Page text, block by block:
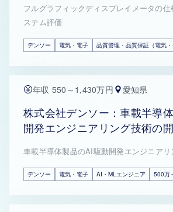
フルグラフィックディスプレイメータの
ステム評価
デンソー 電気・電子 品質管理・品質保証（電気・
年収 550～1,430万円 愛知県
株式会社デンソー：車載半導
開発エンジニアリング技術の
車載半導体製品のAI駆動開発エンジニア
デンソー 電気・電子 AI・MLエンジニア 500万